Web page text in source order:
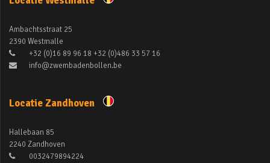
Ambachtsstraat 25
2390 Westmalle
+32 (0)16 89 96 18 +32 (0)486 33 57 16
info@zwembadenbollen.be
Locatie Zandhoven
Hallebaan 85
2240 Zandhoven
0032479894224